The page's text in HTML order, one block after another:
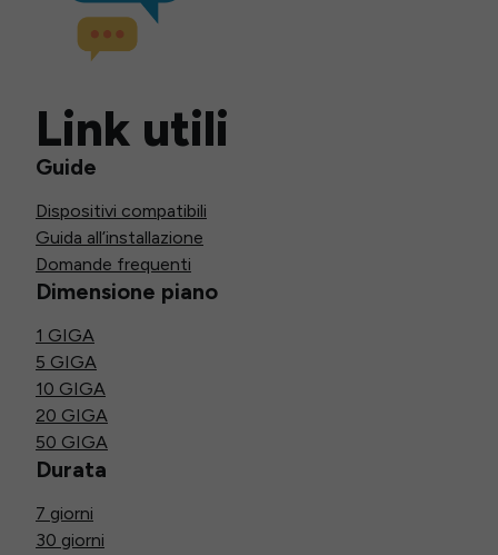
Link utili
Guide
Dispositivi compatibili
Guida all’installazione
Domande frequenti
Dimensione piano
1 GIGA
5 GIGA
10 GIGA
20 GIGA
50 GIGA
Durata
7 giorni
30 giorni